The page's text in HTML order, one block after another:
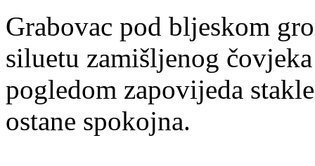
Grabovac pod bljeskom
siluetu zamišljenog
pogledom zapovijeda
ostane spokojna.